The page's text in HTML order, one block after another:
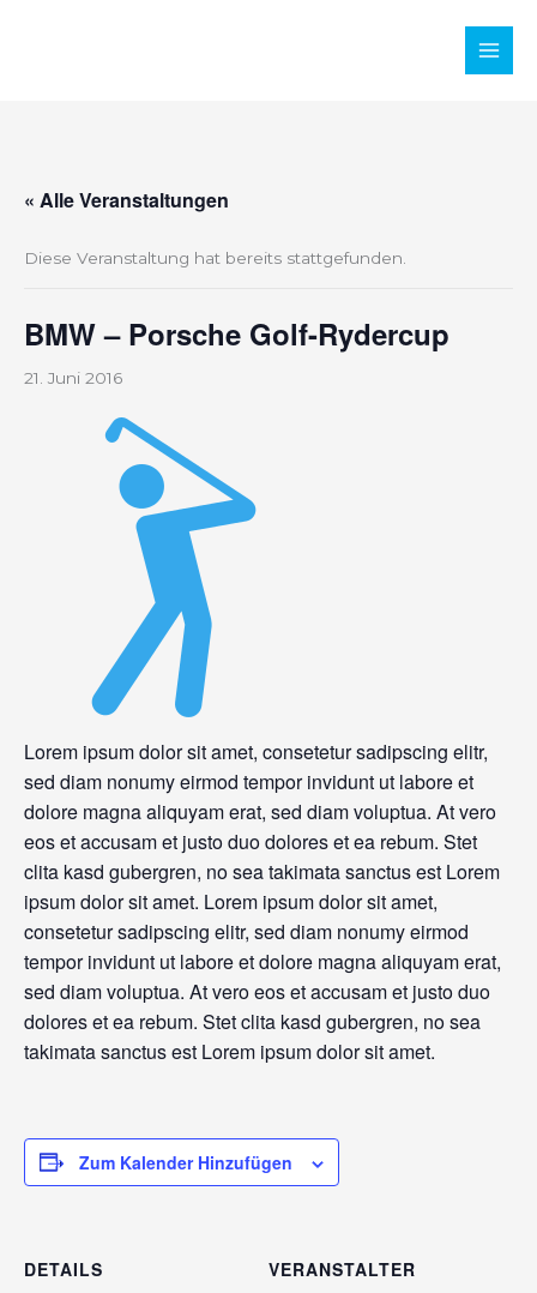
Main
« Alle Veranstaltungen
Diese Veranstaltung hat bereits stattgefunden.
BMW – Porsche Golf-Rydercup
21. Juni 2016
Lorem ipsum dolor sit amet, consetetur sadipscing elitr,
sed diam nonumy eirmod tempor invidunt ut labore et
dolore magna aliquyam erat, sed diam voluptua. At vero
eos et accusam et justo duo dolores et ea rebum. Stet
clita kasd gubergren, no sea takimata sanctus est Lorem
ipsum dolor sit amet. Lorem ipsum dolor sit amet,
consetetur sadipscing elitr, sed diam nonumy eirmod
tempor invidunt ut labore et dolore magna aliquyam erat,
sed diam voluptua. At vero eos et accusam et justo duo
dolores et ea rebum. Stet clita kasd gubergren, no sea
takimata sanctus est Lorem ipsum dolor sit amet.
Zum Kalender Hinzufügen
DETAILS
VERANSTALTER